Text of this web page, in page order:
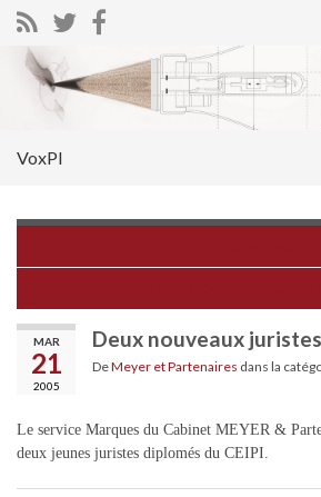
Search for:
VoxPI
MAR
21
2005
Deux nouveaux juristes
DeMeyer et Partenaires dans la
Le service Marques du Cabinet MEYER &
deux jeunes juristes diplomés du CEIPI.